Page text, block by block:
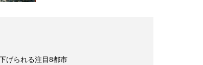
げられる注目8都市